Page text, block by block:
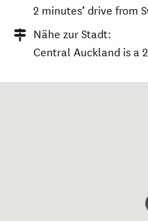
2 minutes’ drive from
Nähe zur Stadt:
Central Auckland is a